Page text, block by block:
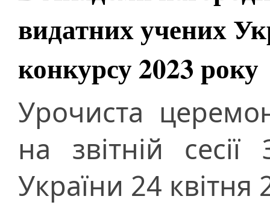
видатних учених
конкурсу 2023 року
Урочиста
на звітній
України 24 квітня